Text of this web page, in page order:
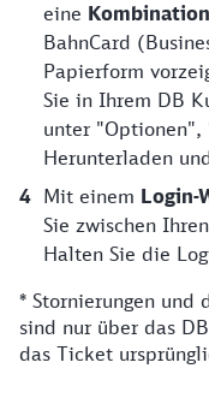
eine Kombination
BahnCard
Papierform
Sie in Ihrem DB
unter "Optionen",
Herunterladen
Mit einem Login-
Sie zwischen
Halten Sie die
* Stornierungen und
sind nur über das
das Ticket